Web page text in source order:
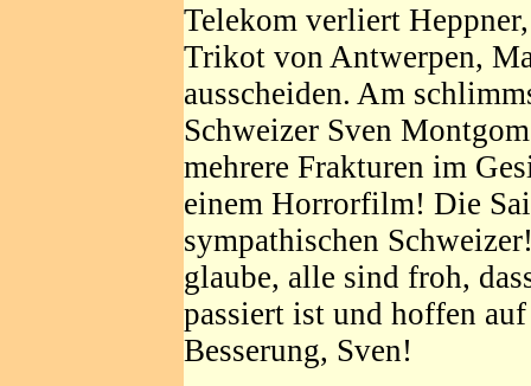
Telekom verliert
Trikot von Antwerpen,
ausscheiden. Am
Schweizer Sven
mehrere Frakturen im
einem Horrorfilm! Die
sympathischen
glaube, alle sind froh,
passiert ist und hoffen
Besserung, Sven!